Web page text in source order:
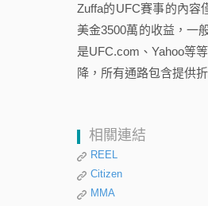
Zuffa的UFC賽事的內容
美金3500萬的收益，一
是UFC.com、Yahoo等
降，所有通路包含提供
相關連結
REEL
Citizen
MMA